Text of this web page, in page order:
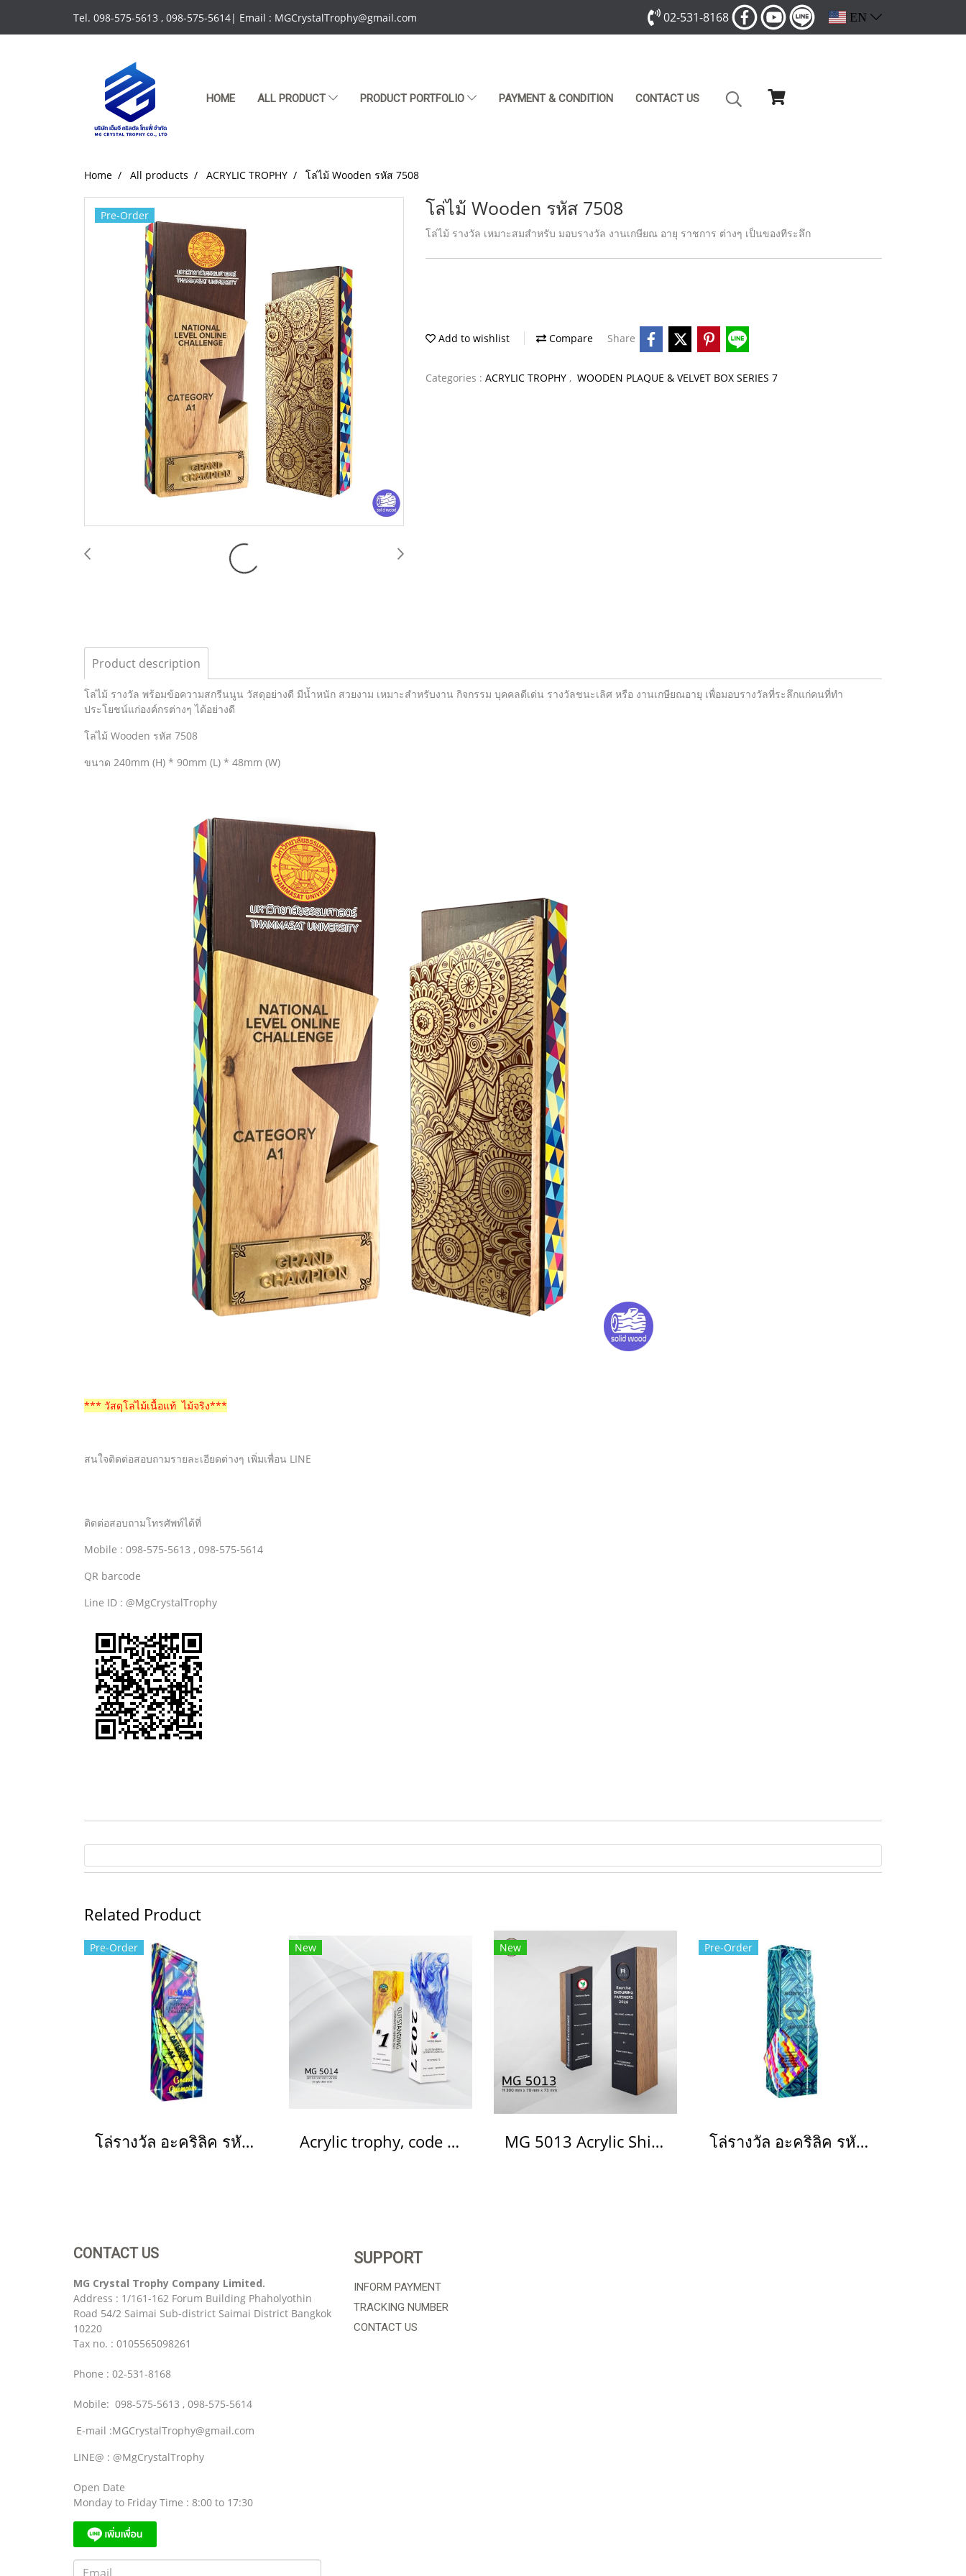
Tel. 098-575-5613 , 098-575-5614| Email : MGCrystalTrophy@gmail.com 02-531-8168 EN
HOME ALL PRODUCT PRODUCT PORTFOLIO PAYMENT & CONDITION CONTACT US
Home All products ACRYLIC TROPHY โล่ไม้ Wooden รหัส 7508
Pre-Order โล่ไม้ Wooden รหัส 7508
โล่ไม้ รางวัล เหมาะสมสำหรับ มอบรางวัล งานเกษียณ อายุ ราชการ ต่างๆ เป็นของทีระลึก
Add to wishlist Compare Share
Categories : ACRYLIC TROPHY , WOODEN PLAQUE & VELVET BOX SERIES 7
Product description
โล่ไม้ รางวัล พร้อมข้อความสกรีนนูน วัสดุอย่างดี มีน้ำหนัก สวยงาม เหมาะสำหรับงาน กิจกรรม บุคคลดีเด่น รางวัลชนะเลิศ หรือ งานเกษียณอายุ เพื่อมอบรางวัลที่ระลึกแก่คนที่ทำ
ประโยชน์แก่องค์กรต่างๆ ได้อย่างดี
โล่ไม้ Wooden รหัส 7508
ขนาด 240mm (H) * 90mm (L) * 48mm (W)
*** วัสดุโล่ไม้เนื้อแท้ ไม้จริง***
สนใจติดต่อสอบถามรายละเอียดต่างๆ เพิ่มเพื่อน LINE
ติดต่อสอบถามโทรศัพท์ได้ที่
Mobile : 098-575-5613 , 098-575-5614
QR barcode
Line ID : @MgCrystalTrophy
Related Product
Pre-Order
โล่รางวัล อะคริลิค รหัส 1026(copy)(copy)(copy)
New
Acrylic trophy, code MG 5014
New
MG 5013 Acrylic Shield
Pre-Order
โล่รางวัล อะคริลิค รหัส 1026(copy)(copy)
CONTACT US
MG Crystal Trophy Company Limited.
Address : 1/161-162 Forum Building Phaholyothin
Road 54/2 Saimai Sub-district Saimai District Bangkok
10220
Tax no. : 0105565098261
Phone : 02-531-8168
Mobile: 098-575-5613 , 098-575-5614
E-mail :MGCrystalTrophy@gmail.com
LINE@ : @MgCrystalTrophy
Open Date
Monday to Friday Time : 8:00 to 17:30
SUPPORT
INFORM PAYMENT
TRACKING NUMBER
CONTACT US